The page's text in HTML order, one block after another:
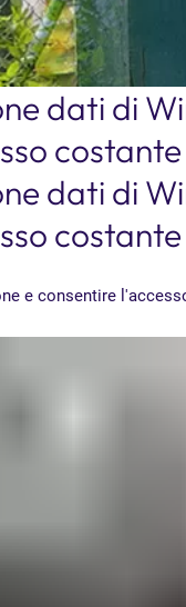
dati di
dati di
e consentire